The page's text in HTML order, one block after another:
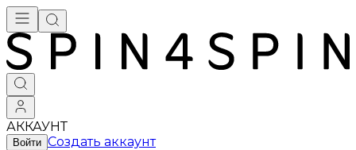
АККАУНТ
Войти Создать аккаунт